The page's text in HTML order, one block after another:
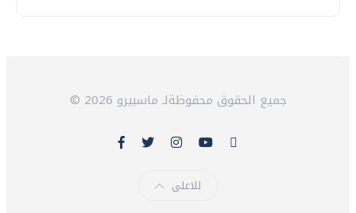
© 2026 جميع الحقوق محفوظةلـ ماسبيرو
للاعلى